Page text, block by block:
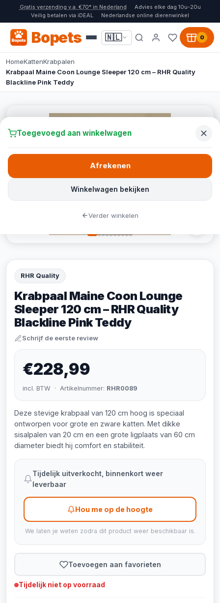
Gratis verzending v.a. €70* in Nederland
Advies elke dag 10u-20u
Veilig betalen via iDEAL
Nederlandse online dierenwinkel
Bopets 🇳🇱 0
HomeKattenKrabpalen
Krabpaal Maine Coon Lounge Sleeper 120 cm – RHR Quality
Blackline Pink Teddy
RHR Quality
Krabpaal Maine Coon Lounge
Sleeper 120 cm – RHR Quality
Blackline Pink Teddy
Schrijf de eerste review
€228,99
incl. BTW · Artikelnummer: RHR0089
Deze stevige krabpaal van 120 cm hoog is speciaal
ontworpen voor grote en zware katten. Met dikke
sisalpalen van 20 cm en een grote ligplaats van 60 cm
diameter biedt hij comfort en stabiliteit.
Tijdelijk uitverkocht, binnenkort weer
leverbaar
Hou me op de hoogte
We laten je weten zodra dit product weer beschikbaar is.
Toevoegen aan favorieten
Tijdelijk niet op voorraad
Toegevoegd aan winkelwagen
Winkelwagen bekijken
Afrekenen
Verder winkelen